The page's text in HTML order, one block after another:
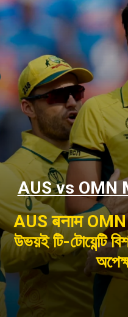
AUS vs OMN
AUS बनाम OMN -
উভয়ই টি-টোয়েন্টি